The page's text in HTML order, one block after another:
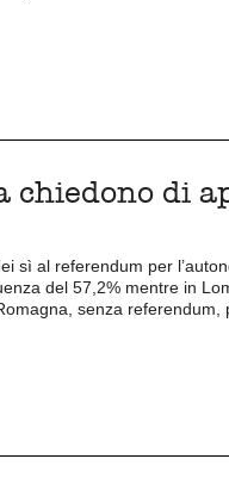
chiedono di
sì al referendum per
del 57,2% mentre in
senza